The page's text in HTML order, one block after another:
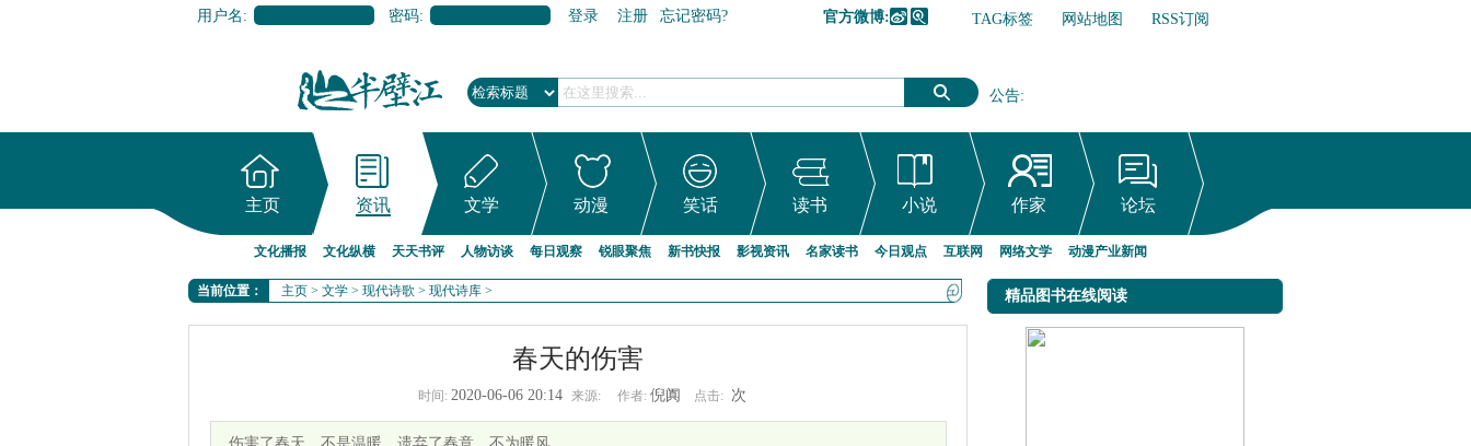
用户名: 密码: 登录 注册 忘记密码? 官方微博: TAG标签 网站地图
RSS订阅
公告:
网络文学行业自律倡议书
主页 资讯 文学 动漫 笑话 读书 小说 作家 论坛
文化播报 文化纵横 天天书评 人物访谈 每日观察 锐眼聚焦 新书快报 影视资讯 名家读书 今日观点 互联网 网络文学 动漫产业新闻
当前位置： 主页 > 文学 > 现代诗歌 > 现代诗库 >
春天的伤害
时间: 2020-06-06 20:14 来源: 作者: 倪阗 点击: 次
精品图书在线阅读